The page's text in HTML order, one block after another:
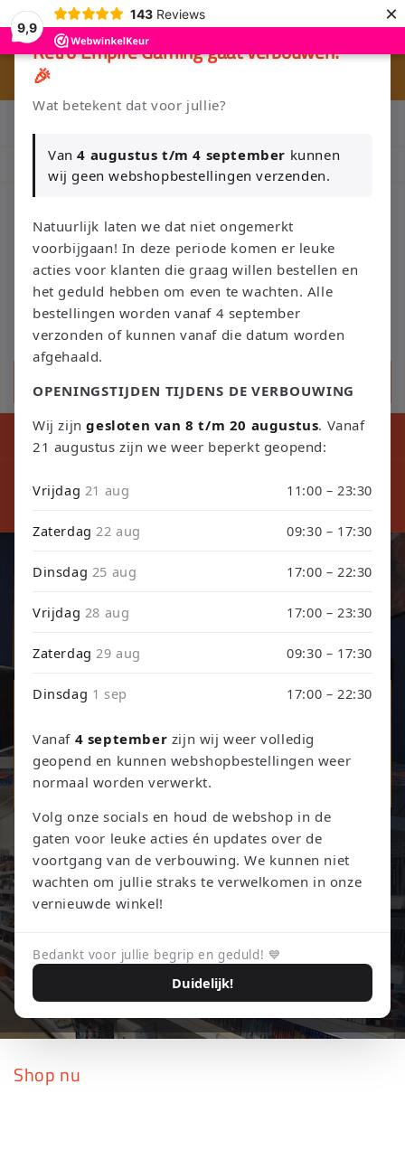
9,9
143 Reviews ×
Meteen
naar de
content
Klik Hier en Verkoop je Game of TCG collectie aan Retro Empire
Nieuw: zoek je Magic-deck automatisch op in onze voorraad.
Winkelwagen
Kortingscode tijdens ons verbouwing10% Korting op Games en
Consoles : Verbouwing2026
⚠️ PLEASE NOTE: Orders placed from August 4 through
September 3 will be shipped on September 4 due to our
Retro Games, Consoles & TCG
Ontdek onze collectie retro games, refurbished consoles en
Trading Card Games
TCG Events
Shop nu
Retro Empire Gaming gaat verbouwen!
🎉
Wat betekent dat voor jullie?
Van4 augustus t/m 4 september kunnen
wij geen webshopbestellingen verzenden.
Natuurlijk laten we dat niet ongemerkt
voorbijgaan! In deze periode komen er leuke
acties voor klanten die graag willen bestellen en
het geduld hebben om even te wachten. Alle
bestellingen worden vanaf 4 september
verzonden of kunnen vanaf die datum worden
afgehaald.
OPENINGSTIJDEN TIJDENS DE VERBOUWING
Wij zijngesloten van 8 t/m 20 augustus. Vanaf
21 augustus zijn we weer beperkt geopend:
Vrijdag 21 aug 11:00 – 23:30
Zaterdag22 aug 09:30 – 17:30
Dinsdag 25 aug 17:00 – 22:30
Vrijdag 28 aug 17:00 – 23:30
Zaterdag29 aug 09:30 – 17:30
Dinsdag 1 sep 17:00 – 22:30
Vanaf 4 september zijn wij weer volledig
geopend en kunnen webshopbestellingen weer
normaal worden verwerkt.
Volg onze socials en houd de webshop in de
gaten voor leuke acties én updates over de
voortgang van de verbouwing. We kunnen niet
wachten om jullie straks te verwelkomen in onze
vernieuwde winkel!
Bedankt voor jullie begrip en geduld! 💙
Duidelijk!